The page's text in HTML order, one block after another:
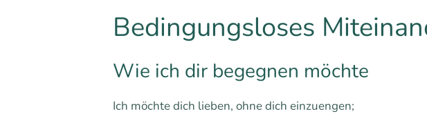
Bedingungsloses
Wie ich dir begegnen möchte
Ich möchte dich lieben, ohne dich einzuengen;